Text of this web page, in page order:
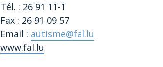
Tél. : 26 91 11-1
Fax : 26 91 09 57
Email : autisme@fal.lu
www.fal.lu